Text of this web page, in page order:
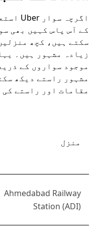
کے آس پاس کہیں بھی
سکتے ہیں، کچھ
زیادہ مشہور ہیں۔
موجود سواروں کے
مشہور راستے دیکھ
مقامات اور راستے
منزل
Ahmedabad Railway
Station (ADI)